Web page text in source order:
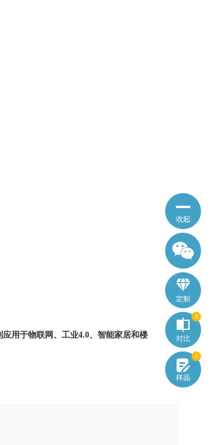
0
0
用于物联网、工业4.0、智能家居和楼